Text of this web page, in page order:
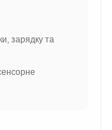
зарядку та